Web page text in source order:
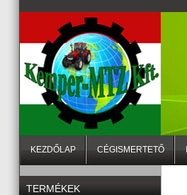
KEZDŐLAP CÉGISMERTETŐ
TERMÉKEK